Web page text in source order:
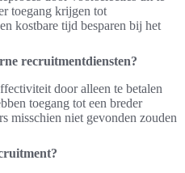
toegang krijgen tot
kostbare tijd besparen bij het
recruitmentdiensten?
door alleen te betalen
toegang tot een breder
misschien niet gevonden zouden